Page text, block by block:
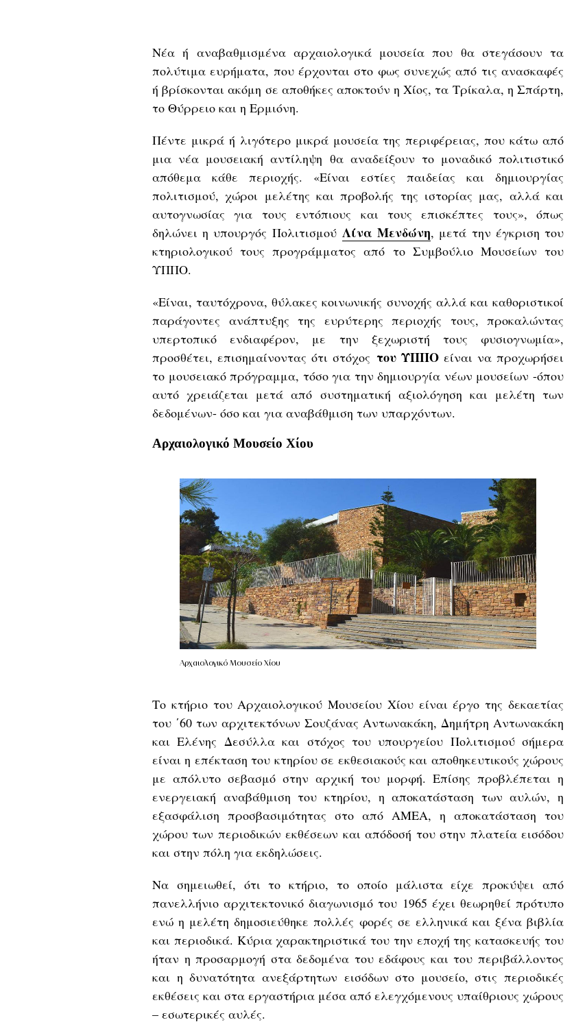
Νέα ή αναβαθμισμένα αρχαιολογικά μουσεία που θα στεγάσουν τα
πολύτιμα ευρήματα, που έρχονται στο φως συνεχώς από τις ανασκαφές
ή βρίσκονται ακόμη σε αποθήκες αποκτούν η Χίος, τα Τρίκαλα, η Σπάρτη,
το Θύρρειο και η Ερμιόνη.
Πέντε μικρά ή λιγότερο μικρά μουσεία της περιφέρειας, που κάτω από
μια νέα μουσειακή αντίληψη θα αναδείξουν το μοναδικό πολιτιστικό
απόθεμα κάθε περιοχής. «Είναι εστίες παιδείας και δημιουργίας
πολιτισμού, χώροι μελέτης και προβολής της ιστορίας μας, αλλά και
αυτογνωσίας για τους εντόπιους και τους επισκέπτες τους», όπως
δηλώνει η υπουργός Πολιτισμού Λίνα Μενδώνη, μετά την έγκριση του
κτηριολογικού τους προγράμματος από το Συμβούλιο Μουσείων του
ΥΠΠΟ.
«Είναι, ταυτόχρονα, θύλακες κοινωνικής συνοχής αλλά και καθοριστικοί
παράγοντες ανάπτυξης της ευρύτερης περιοχής τους, προκαλώντας
υπερτοπικό ενδιαφέρον, με την ξεχωριστή τους φυσιογνωμία»,
προσθέτει, επισημαίνοντας ότι στόχος του ΥΠΠΟείναι να προχωρήσει
το μουσειακό πρόγραμμα, τόσο για την δημιουργία νέων μουσείων -όπου
αυτό χρειάζεται μετά από συστηματική αξιολόγηση και μελέτη των
δεδομένων- όσο και για αναβάθμιση των υπαρχόντων.
Αρχαιολογικό Μουσείο Χίου
Αρχαιολογικό Μουσείο Χίου
Το κτήριο του Αρχαιολογικού Μουσείου Χίου είναι έργο της δεκαετίας
του ΄60 των αρχιτεκτόνων Σουζάνας Αντωνακάκη, Δημήτρη Αντωνακάκη
και Ελένης Δεσύλλα και στόχος του υπουργείου Πολιτισμού σήμερα
είναι η επέκταση του κτηρίου σε εκθεσιακούς και αποθηκευτικούς χώρους
με απόλυτο σεβασμό στην αρχική του μορφή. Επίσης προβλέπεται η
ενεργειακή αναβάθμιση του κτηρίου, η αποκατάσταση των αυλών, η
εξασφάλιση προσβασιμότητας στο από ΑΜΕΑ, η αποκατάσταση του
χώρου των περιοδικών εκθέσεων και απόδοσή του στην πλατεία εισόδου
και στην πόλη για εκδηλώσεις.
Να σημειωθεί, ότι το κτήριο, το οποίο μάλιστα είχε προκύψει από
πανελλήνιο αρχιτεκτονικό διαγωνισμό του 1965 έχει θεωρηθεί πρότυπο
ενώ η μελέτη δημοσιεύθηκε πολλές φορές σε ελληνικά και ξένα βιβλία
και περιοδικά. Κύρια χαρακτηριστικά του την εποχή της κατασκευής του
ήταν η προσαρμογή στα δεδομένα του εδάφους και του περιβάλλοντος
και η δυνατότητα ανεξάρτητων εισόδων στο μουσείο, στις περιοδικές
εκθέσεις και στα εργαστήρια μέσα από ελεγχόμενους υπαίθριους χώρους
– εσωτερικές αυλές.